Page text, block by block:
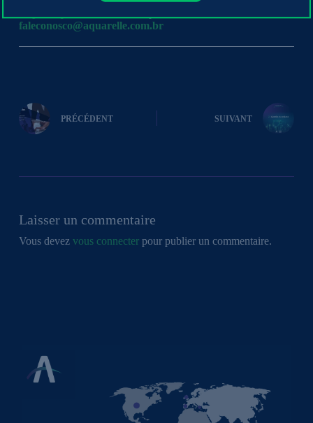
faleconosco@aquarelle.com.br
PRÉCÉDENT SUIVANT
Laisser un commentaire
Vous devez vous connecterpour publier un commentaire.